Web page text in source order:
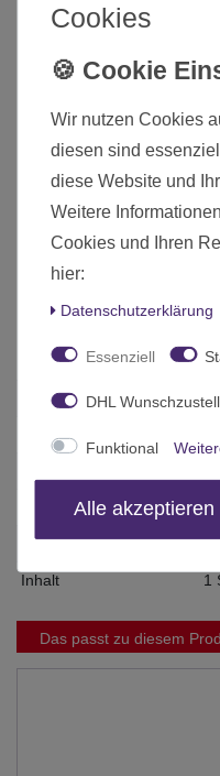
Lage, jede mögliche
kompromisslos, wenn
zu besiegen. Er ist
braucht, um die EI zu
Lieferumfang:
1 ALEPH Hektor,
Zustand
Art.-ID
Hersteller
Herstellungsland
Inhalt 1
Das passt zu diesem
Cookies
Wir nutzen Cookies
diesen sind
diese Website und
Weitere
Cookies und Ihren
hier:
Daten­schutz­erklärung
Essenziell
DHL
Funktional
Alle akzeptieren